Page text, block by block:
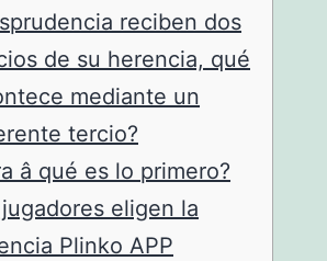
reciben dos
de su herencia, qué
mediante un
tercio?
â qué es lo primero?
eligen la
Plinko APP